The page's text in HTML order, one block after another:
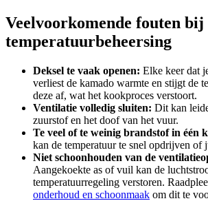
Veelvoorkomende fouten bij
temperatuurbeheersing
Deksel te vaak openen: Elke keer dat
verliest de kamado warmte en stijgt de
deze af, wat het kookproces verstoort.
Ventilatie volledig sluiten: Dit kan
zuurstof en het doof van het vuur.
Te veel of te weinig brandstof in één
kan de temperatuur te snel opdrijven of
Niet schoonhouden van de
Aangekoekte as of vuil kan de
temperatuurregeling verstoren.
onderhoud en schoonmaak om dit te